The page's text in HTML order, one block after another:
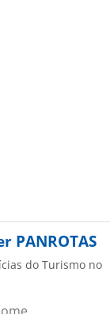
PANROTAS
do Turismo no